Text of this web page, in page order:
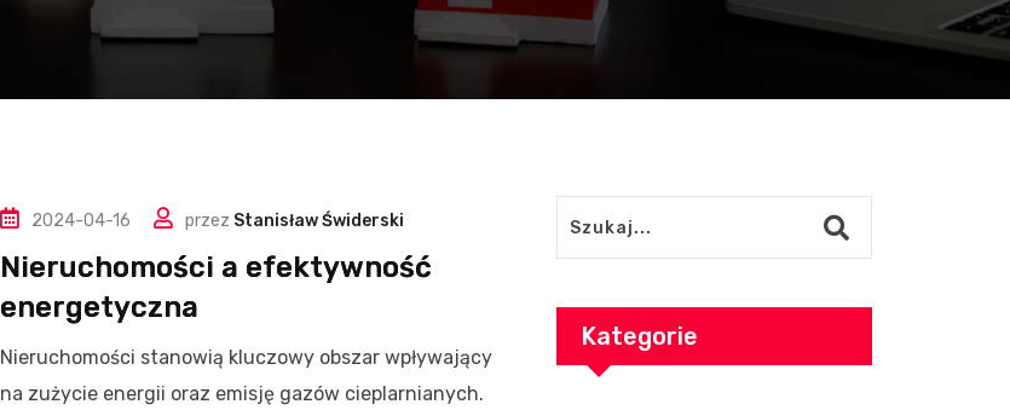
2024-04-16 przez Stanisław Świderski
Nieruchomości a efektywność
energetyczna
Nieruchomości stanowią kluczowy obszar wpływający
na zużycie energii oraz emisję gazów cieplarnianych.
Kategorie